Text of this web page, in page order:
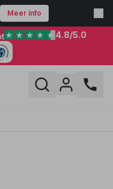
Meer info
4.8/5.0